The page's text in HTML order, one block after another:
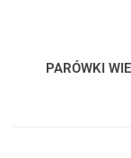
PARÓWKI